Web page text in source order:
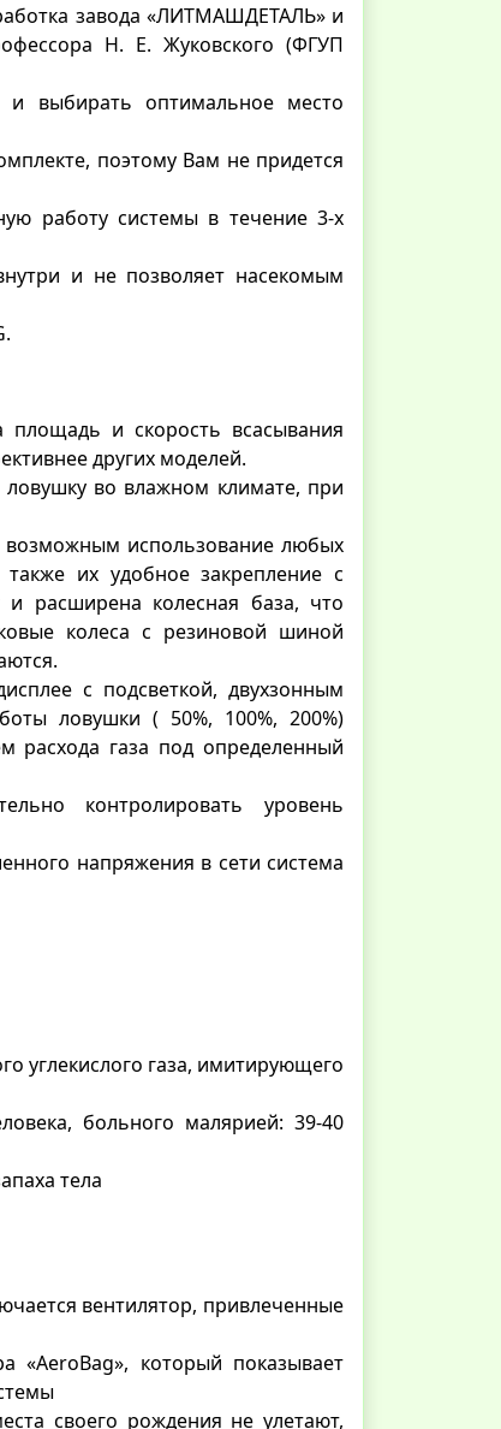
завода «ЛИТМАШДЕТАЛЬ» и
Н. Е. Жуковского (ФГУП
и выбирать оптимальное место
поэтому Вам не придется
работу системы в течение 3-х
и не позволяет насекомым
площадь и скорость всасывания
других моделей.
ловушку во влажном климате, при
возможным использование любых
их удобное закрепление с
расширена колесная база, что
колеса с резиновой шиной
с подсветкой, двухзонным
ловушки ( 50%, 100%, 200%)
расхода газа под определенный
контролировать уровень
напряжения в сети система
углекислого газа, имитирующего
больного малярией: 39-40
тела
вентилятор, привлеченные
который показывает
своего рождения не улетают,